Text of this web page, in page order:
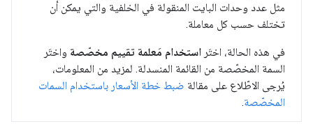
مثل عدد وحدات البايت المنقولة في الخلفية والتي يمكن أن
تختلف حسب كل معاملة.
في هذه الحالة، اختَر استخدام مَعلمة تقييم مخصّصة واختَر
السمة المخصّصة من القائمة المنسدلة. لمزيد من المعلومات،
يُرجى الاطّلاع على مقالة ضبط خطة الأسعار باستخدام السمات
المخصّصة.